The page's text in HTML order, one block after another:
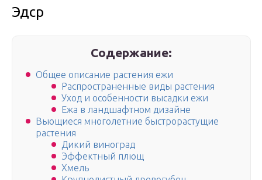
Эдср
Содержание:
Общее описание растения ежи
Распространенные виды растения
Уход и особенности высадки ежи
Ежа в ландшафтном дизайне
Вьющиеся многолетние быстрорастущие
растения
Дикий виноград
Эффектный плющ
Хмель